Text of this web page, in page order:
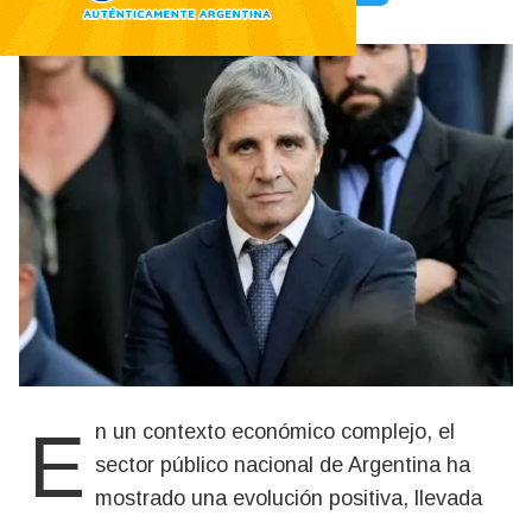
En un contexto económico complejo, el sector público nacional de Argentina ha
mostrado una evolución positiva, llevada